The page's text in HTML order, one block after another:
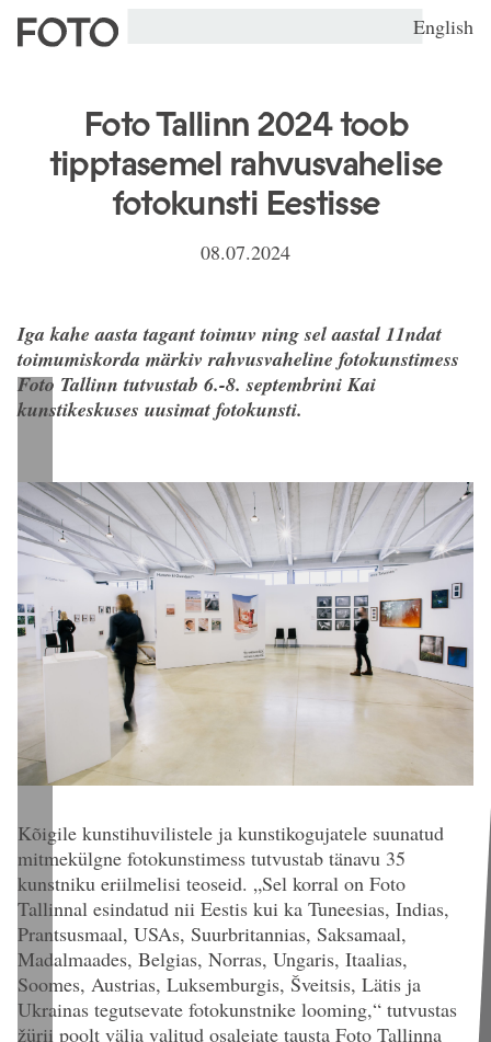
English
Foto Tallinn 2024 toob
tipptasemel rahvusvahelise
fotokunsti Eestisse
08.07.2024
Iga kahe aasta tagant toimuv ning sel aastal 11ndat
toimumiskorda märkiv rahvusvaheline fotokunstimess
Foto Tallinn tutvustab 6.-8. septembrini Kai
kunstikeskuses uusimat fotokunsti.
Kõigile kunstihuvilistele ja kunstikogujatele suunatud
mitmekülgne fotokunstimess tutvustab tänavu 35
kunstniku eriilmelisi teoseid. „Sel korral on Foto
Tallinnal esindatud nii Eestis kui ka Tuneesias, Indias,
Prantsusmaal, USAs, Suurbritannias, Saksamaal,
Madalmaades, Belgias, Norras, Ungaris, Itaalias,
Soomes, Austrias, Luksemburgis, Šveitsis, Lätis ja
Ukrainas tegutsevate fotokunstnike looming,“ tutvustas
žürii poolt välja valitud osalejate tausta Foto Tallinna